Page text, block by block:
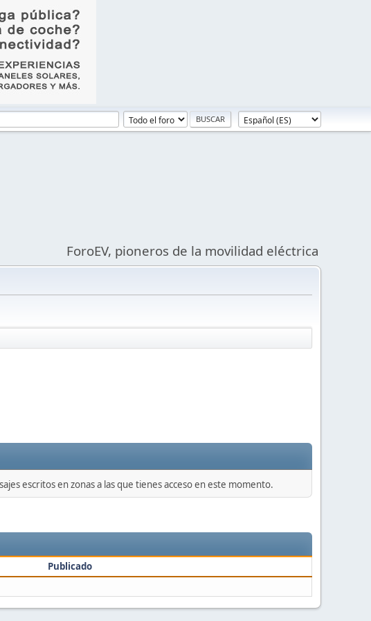
ForoEV, pioneros de la movilidad eléctrica
escritos en zonas a las que tienes acceso en este momento.
Publicado